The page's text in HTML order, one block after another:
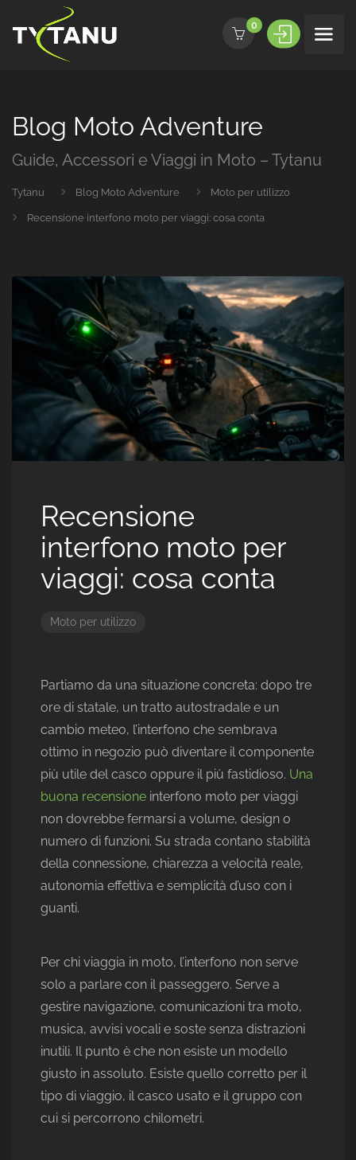
0
Blog Moto Adventure
Guide, Accessori e Viaggi in Moto – Tytanu
Tytanu Blog Moto Adventure Moto per utilizzo
Recensione interfono moto per viaggi: cosa conta
Recensione
interfono moto per
viaggi: cosa conta
Moto per utilizzo
Partiamo da una situazione concreta: dopo tre
ore di statale, un tratto autostradale e un
cambio meteo, l’interfono che sembrava
ottimo in negozio può diventare il componente
più utile del casco oppure il più fastidioso. Una
buona recensione interfono moto per viaggi
non dovrebbe fermarsi a volume, design o
numero di funzioni. Su strada contano stabilità
della connessione, chiarezza a velocità reale,
autonomia effettiva e semplicità d’uso con i
guanti.
Per chi viaggia in moto, l’interfono non serve
solo a parlare con il passeggero. Serve a
gestire navigazione, comunicazioni tra moto,
musica, avvisi vocali e soste senza distrazioni
inutili. Il punto è che non esiste un modello
giusto in assoluto. Esiste quello corretto per il
tipo di viaggio, il casco usato e il gruppo con
cui si percorrono chilometri.